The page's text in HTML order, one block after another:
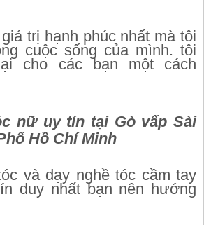
trị hạnh phúc nhất mà tôi
cuộc sống của mình. tôi
cho các bạn một cách
nữ uy tín tại Gò vấp Sài
Hồ Chí Minh
và dạy nghề tóc cầm tay
duy nhất bạn nên hướng